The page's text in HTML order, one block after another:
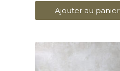
Ajouter au panier